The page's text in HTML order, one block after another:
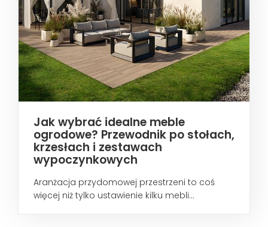
Jak wybrać idealne meble
ogrodowe? Przewodnik po stołach,
krzesłach i zestawach
wypoczynkowych
Aranżacja przydomowej przestrzeni to coś
więcej niż tylko ustawienie kilku mebli...